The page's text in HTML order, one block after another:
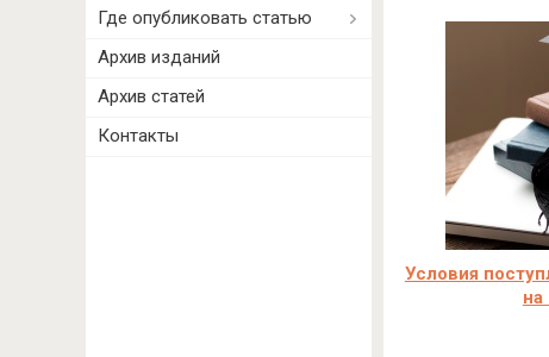
Условия
Где опубликовать статью
Архив изданий
Архив статей
Контакты